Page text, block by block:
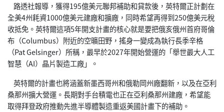
路透社報導，獲得195億美元聯邦補助和貸款後，英特爾正計劃在
全美4州耗資1000億美元建廠和擴廠，同時希望再得到250億美元稅
收抵免。英特爾這項5年開支計畫的核心就是要把俄亥俄州首府哥倫
布（Columbus）附近的空曠田野，搖身一變成為執行長季辛格
（Pat Gelsinger）所稱，最早於2027年開始營運的「舉世最大人工
智慧（AI）晶片製造工廠」。
英特爾的計畫也將涵蓋新墨西哥州和俄勒岡州廠翻新，以及在亞利
桑那州擴大營運。長期對手台積電也正在亞利桑那州建廠，希望能
取得拜登政府推動先進半導體製造重返美國計畫下的補助。